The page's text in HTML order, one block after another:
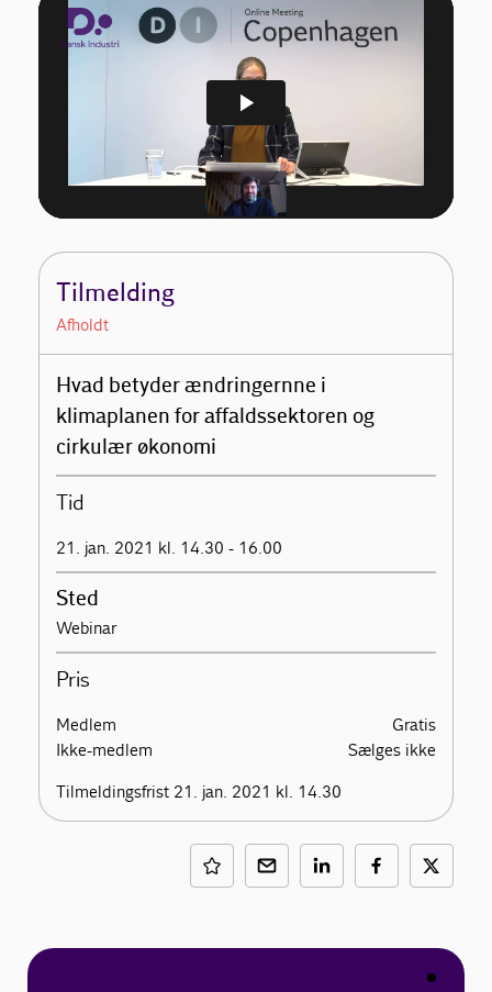
Tilmelding
Afholdt
Hvad betyder ændringernne i
klimaplanen for affaldssektoren og
cirkulær økonomi
Tid
21. jan. 2021 kl. 14.30 - 16.00
Sted
Webinar
Pris
Medlem
Gratis
Ikke-medlem
Sælges ikke
Tilmeldingsfrist 21. jan. 2021 kl. 14.30